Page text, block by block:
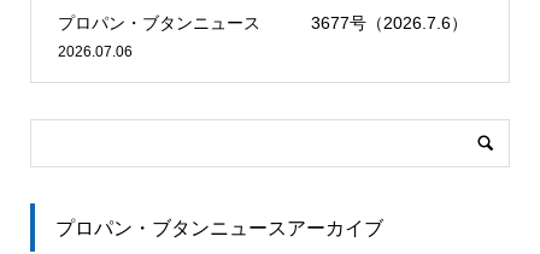
プロパン・ブタンニュース 3677号（2026.7.6）
2026.07.06
プロパン・ブタンニュースアーカイブ